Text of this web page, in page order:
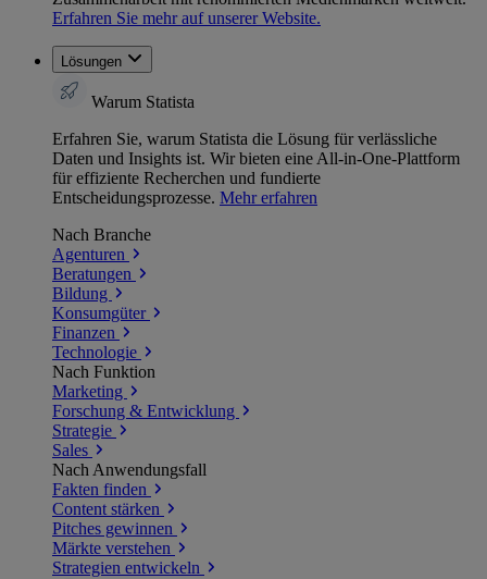
Erfahren Sie mehr auf unserer Website.
Lösungen
Warum Statista
Erfahren Sie, warum Statista die Lösung für verlässliche
Daten und Insights ist. Wir bieten eine All-in-One-Plattform
für effiziente Recherchen und fundierte
Entscheidungsprozesse. Mehr erfahren
Nach Branche
Agenturen
Beratungen
Bildung
Konsumgüter
Finanzen
Technologie
Nach Funktion
Marketing
Forschung & Entwicklung
Strategie
Sales
Nach Anwendungsfall
Fakten finden
Content stärken
Pitches gewinnen
Märkte verstehen
Strategien entwickeln